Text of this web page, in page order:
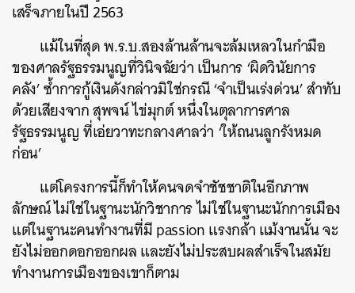
เสร็จภายในปี 2563
แม้ในที่สุดพ.ร.บ.สองล้านล้านจะล้มเหลวในกำมือ
ของศาลรัฐธรรมนูญที่วินิจฉัยว่าเป็นการ‘ผิดวินัยการ
คลัง’ซ้ำการกู้เงินดังกล่าวมิใช่กรณี‘จำเป็นเร่งด่วน’สำทับ
ด้วยเสียงจากสุพจน์ไข่มุกต์หนึ่งในตุลาการศาล
รัฐธรรมนูญที่เอ่ยวาทะกลางศาลว่า ‘ให้ถนนลูกรังหมด
ก่อน’
แต่โครงการนี้ก็ทำให้คนจดจำชัชชาติในอีกภาพ
ลักษณ์ไม่ใช่ในฐานะนักวิชาการไม่ใช่ในฐานะนักการเมือง
แต่ในฐานะคนทำงานที่มีpassionแรงกล้าแม้งานนั้นจะ
ยังไม่ออกดอกออกผลและยังไม่ประสบผลสำเร็จในสมัย
ทำงานการเมืองของเขาก็ตาม